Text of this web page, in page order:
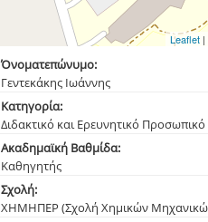
Leaflet|
Όνοματεπώνυμο:
Γεντεκάκης Ιωάννης
Κατηγορία:
Διδακτικό και Ερευνητικό
Ακαδημαϊκή Βαθμίδα:
Καθηγητής
Σχολή:
ΧΗΜΗΠΕΡ (Σχολή Χημικών